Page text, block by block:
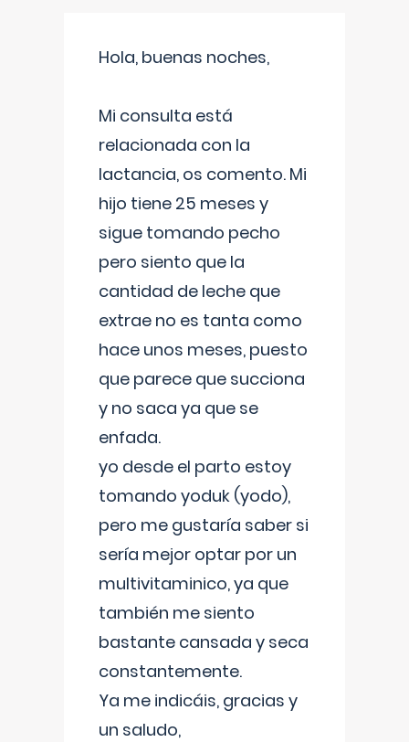
Hola, buenas noches,
Mi consulta está
relacionada con la
lactancia, os comento. Mi
hijo tiene 25 meses y
sigue tomando pecho
pero siento que la
cantidad de leche que
extrae no es tanta como
hace unos meses, puesto
que parece que succiona
y no saca ya que se
enfada.
yo desde el parto estoy
tomando yoduk (yodo),
pero me gustaría saber si
sería mejor optar por un
multivitaminico, ya que
también me siento
bastante cansada y seca
constantemente.
Ya me indicáis, gracias y
un saludo,